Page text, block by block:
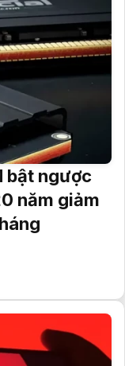
bật ngược
năm giảm